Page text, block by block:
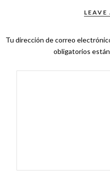
LEAVE
Tu dirección de correo
obligatorios